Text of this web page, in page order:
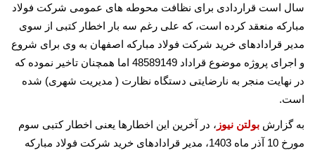
سال است قراردادی برای نظافت محوطه های عمومی شرکت فولاد
مبارکه منعقد کرده است، که علی رغم سه بار اخطار کتبی از سوی
مدیر قرادادهای خرید شرکت فولاد مبارکه اصفهان به وی برای شروع
و اجرای پروژه موضوع قراداد 48589149 اما همچنان تاخیر نموده که
در نهایت منجر به نارضایتی دستگاه نظارت ( مدیریت شهری) شده
است.
به گزارش بولتن نیوز ، در آخرین این اخطارها یعنی اخطار کتبی سوم
مورخ 10 آذر ماه 1403، مدیر قرادادهای خرید شرکت فولاد مبارکه